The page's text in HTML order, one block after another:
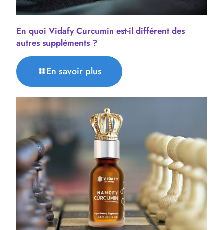
En quoi Vidafy Curcumin est-il différent des
autres suppléments ?
En savoir plus